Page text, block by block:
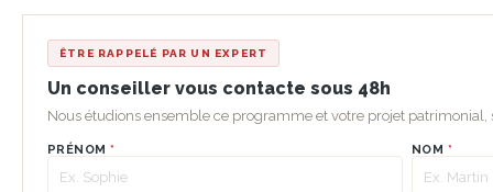
ÊTRE RAPPELÉ PAR UN EXPERT
Un conseiller vous contacte sous 48h
Nous étudions ensemble ce programme et votre projet patrimonial,
PRÉNOM* NOM *